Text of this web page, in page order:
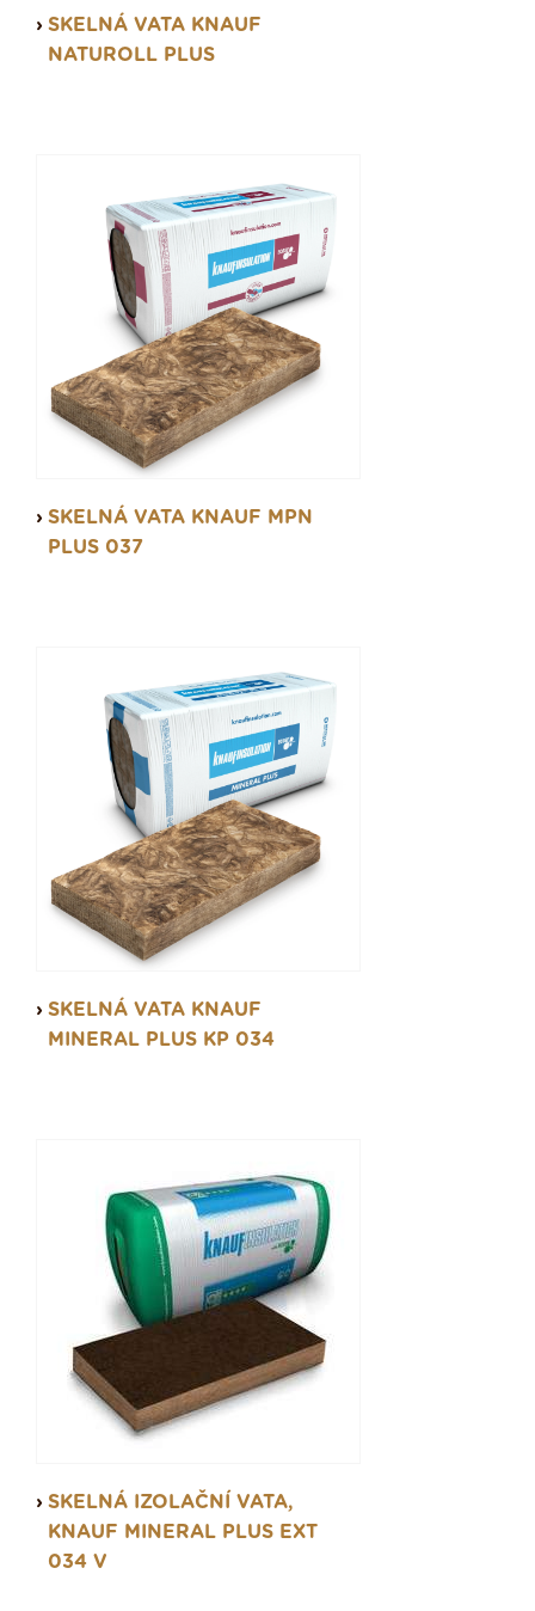
SKELNÁ VATA KNAUF
NATUROLL PLUS
SKELNÁ VATA KNAUF MPN
PLUS 037
SKELNÁ VATA KNAUF
MINERAL PLUS KP 034
SKELNÁ IZOLAČNÍ VATA,
KNAUF MINERAL PLUS EXT
034 V